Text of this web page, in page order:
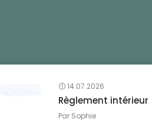
14.07.2026
Règlement intérieur
Par Sophie